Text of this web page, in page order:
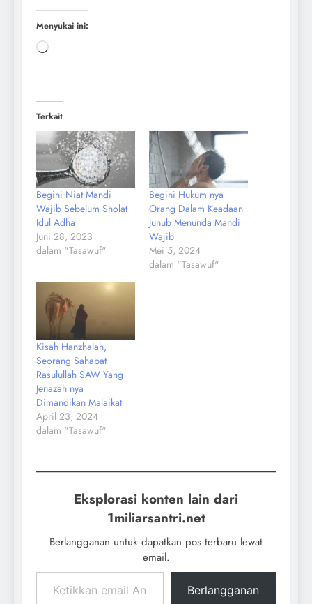
Menyukai ini:
Terkait
Begini Niat Mandi
Wajib Sebelum Sholat
Idul Adha
Juni 28, 2023
dalam "Tasawuf"
Begini Hukum nya
Orang Dalam Keadaan
Junub Menunda Mandi
Wajib
Mei 5, 2024
dalam "Tasawuf"
Kisah Hanzhalah,
Seorang Sahabat
Rasulullah SAW Yang
Jenazah nya
Dimandikan Malaikat
April 23, 2024
dalam "Tasawuf"
Eksplorasi konten lain dari
1miliarsantri.net
Berlangganan untuk dapatkan pos terbaru lewat
email.
Berlangganan